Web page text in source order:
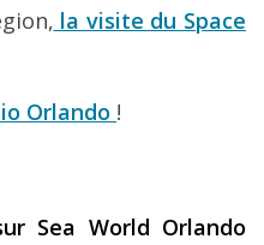
la visite du Space
Orlando !
Sea World Orlando